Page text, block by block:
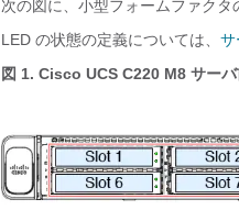
次の図に、小型フォームファクタ
LED の状態の定義については、 サ
図 1. Cisco UCS C220 M8 サー